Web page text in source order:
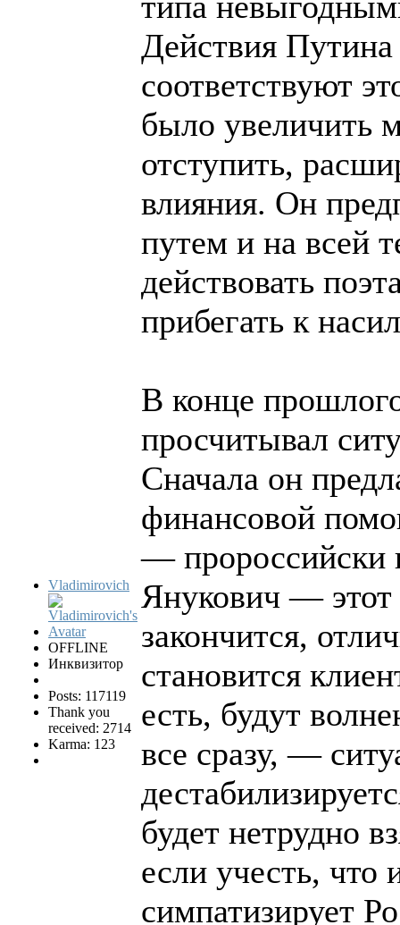
Vladimirovich
OFFLINE
Инквизитор
Posts: 117119
Thank you
received: 2714
Karma: 123
Действия
соответствуют
было увеличить
отступить,
влияния. Он
путем и на всей
действовать
прибегать к
В конце
просчитывал
Сначала он
финансовой
— пророссийски
Янукович — этот
закончится,
становится
есть, будут
все сразу, —
будет нетрудно
если учесть, что
симпатизирует